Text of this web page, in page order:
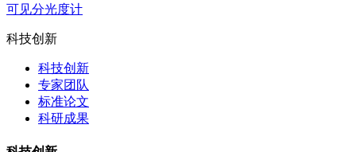
可见分光度计
科技创新
科技创新
专家团队
标准论文
科研成果